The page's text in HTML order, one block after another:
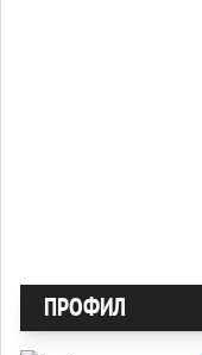
ПРОФИЛ